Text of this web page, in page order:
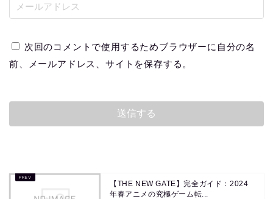
次回のコメントで使用するためブラウザーに自分の名
前、メールアドレス、サイトを保存する。
【THE NEW GATE】完全ガイド：2024
年春アニメの究極ゲーム転...